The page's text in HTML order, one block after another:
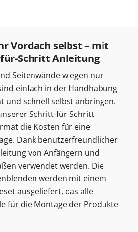
Vordach selbst – mit
Schritt Anleitung
Seitenwände wiegen nur
einfach in der Handhabung
und schnell selbst anbringen.
Schritt-für-Schritt
die Kosten für eine
Dank benutzerfreundlicher
von Anfängern und
verwendet werden. Die
werden mit einem
ausgeliefert, das alle
für die Montage der Produkte